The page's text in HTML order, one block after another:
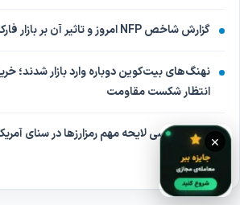
گزارش شاخص NFP امروز و تاثیر آن بر بازار فارکس و طلا
انتظار شکست مقاومت
تعویق بررسی لایحه مهم رمزارزها در سنای
موکول شد
×